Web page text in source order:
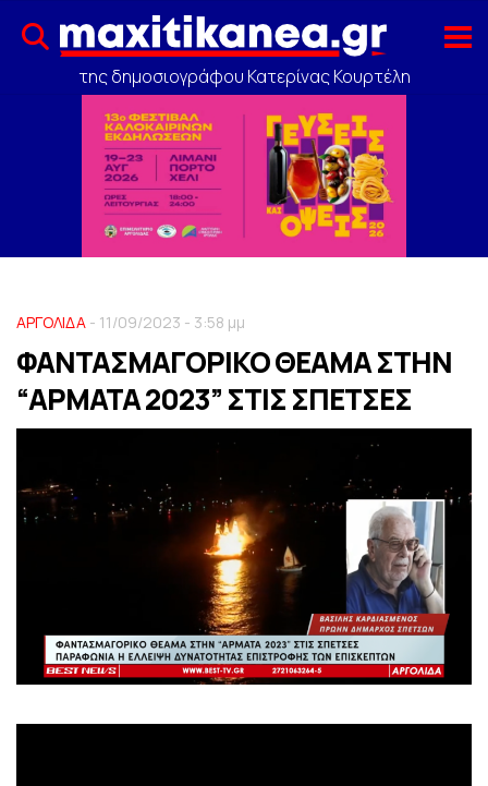
της δημοσιογράφου Κατερίνας Κουρτέλη
ΑΡΓΟΛΙΔΑ - 11/09/2023 - 3:58 μμ
ΦΑΝΤΑΣΜΑΓΟΡΙΚΟ ΘΕΑΜΑ ΣΤΗΝ
“ΑΡΜΑΤΑ 2023” ΣΤΙΣ ΣΠΕΤΣΕΣ